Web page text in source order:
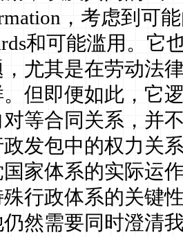
，考虑到可
和可能滥用。它
尤其是在劳动法
但即便如此，它
等合同关系，并
发包中的权力关
家体系的实际运
行政体系的关键
然需要同时澄清